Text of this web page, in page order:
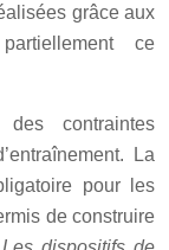
grâce aux
ce
des contraintes
La
pour les
de construire